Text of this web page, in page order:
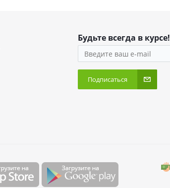
Будьте всегда в курсе!
Подписаться